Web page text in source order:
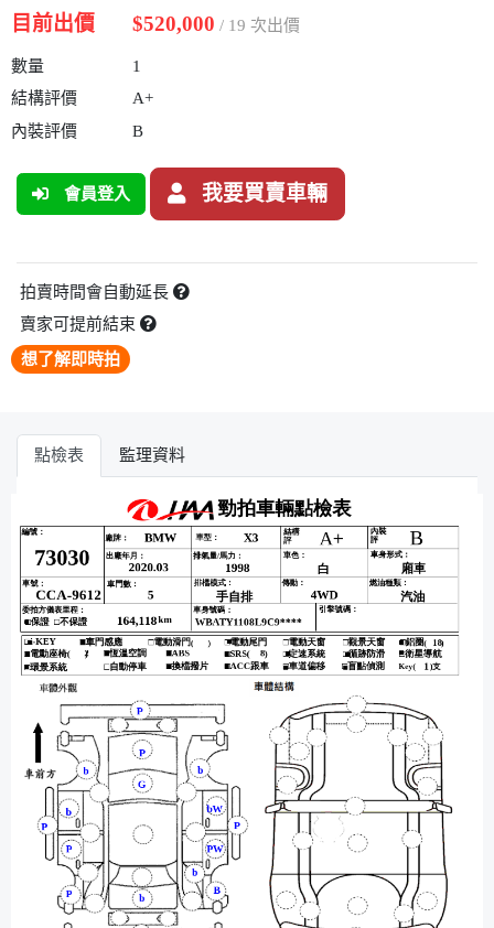
目前出價 $520,000 / 19 次出價
數量
1
結構評價
A+
內裝評價
B
會員登入 我要買賣車輛
拍賣時間會自動延長
賣家可提前結束
想了解即時拍
點檢表 監理資料